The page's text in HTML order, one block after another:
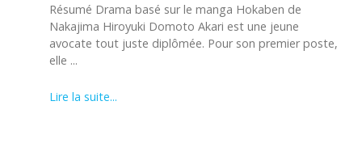
Résumé Drama basé sur le manga Hokaben de
Nakajima Hiroyuki Domoto Akari est une jeune
avocate tout juste diplômée. Pour son premier poste,
elle ...
Lire la suite...